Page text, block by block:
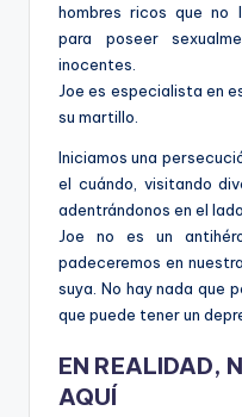
hombres ricos que no
para poseer
inocentes.
Joe es especialista en
su martillo.
Iniciamos una
el cuándo, visitando
adentrándonos en el
Joe no es un
padeceremos en
suya. No hay nada que
que puede tener un
EN REALIDAD,
AQUÍ